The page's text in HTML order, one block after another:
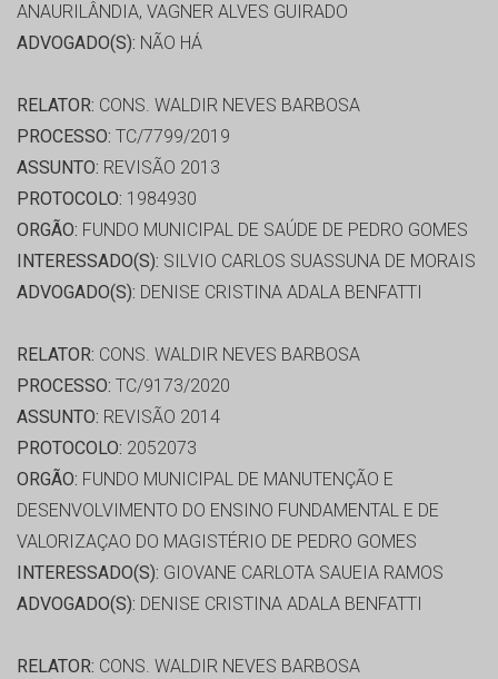
ANAURILÂNDIA, VAGNER ALVES GUIRADO
ADVOGADO(S): NÃO HÁ
RELATOR: CONS. WALDIR NEVES BARBOSA
PROCESSO: TC/7799/2019
ASSUNTO: REVISÃO 2013
PROTOCOLO: 1984930
ORGÃO: FUNDO MUNICIPAL DE SAÚDE DE PEDRO GOMES
INTERESSADO(S): SILVIO CARLOS SUASSUNA DE MORAIS
ADVOGADO(S): DENISE CRISTINA ADALA BENFATTI
RELATOR: CONS. WALDIR NEVES BARBOSA
PROCESSO: TC/9173/2020
ASSUNTO: REVISÃO 2014
PROTOCOLO: 2052073
ORGÃO: FUNDO MUNICIPAL DE MANUTENÇÃO E
DESENVOLVIMENTO DO ENSINO FUNDAMENTAL E DE
VALORIZAÇAO DO MAGISTÉRIO DE PEDRO GOMES
INTERESSADO(S): GIOVANE CARLOTA SAUEIA RAMOS
ADVOGADO(S): DENISE CRISTINA ADALA BENFATTI
RELATOR: CONS. WALDIR NEVES BARBOSA